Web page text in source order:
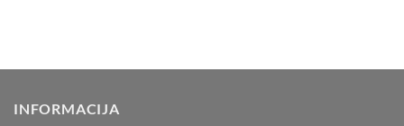
INFORMACIJA